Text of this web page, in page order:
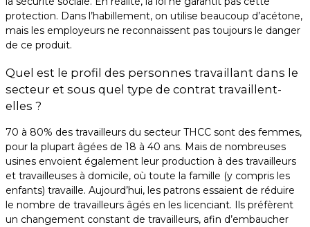
protection. Dans l’habillement, on utilise beaucoup d’acétone,
mais les employeurs ne reconnaissent pas toujours le danger
de ce produit.
Quel est le profil des personnes travaillant dans le
secteur et sous quel type de contrat travaillent-
elles ?
70 à 80% des travailleurs du secteur THCC sont des femmes,
pour la plupart âgées de 18 à 40 ans. Mais de nombreuses
usines envoient également leur production à des travailleurs
et travailleuses à domicile, où toute la famille (y compris les
enfants) travaille. Aujourd’hui, les patrons essaient de réduire
le nombre de travailleurs âgés en les licenciant. Ils préfèrent
un changement constant de travailleurs, afin d’embaucher